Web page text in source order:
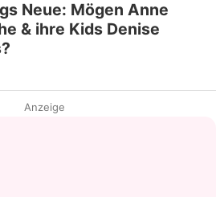
Neue: Mögen Anne
& ihre Kids Denise
Anzeige